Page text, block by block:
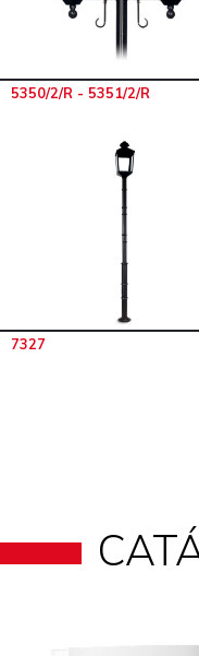
5350/2/R - 5351/2/R
7327